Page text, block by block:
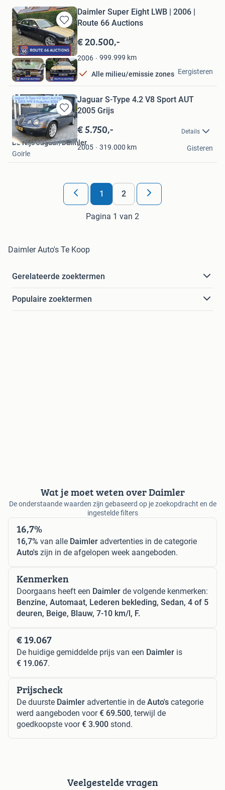
Bewaren
in
Mijn
Favorieten
Daimler Super Eight LWB | 2006 |
Route 66 Auctions
€ 20.500,-
2006 999.999 km
Alle milieu/emissie zones
Route 66 Auctions
Waalwijk
Eergisteren
Bewaren
in
Mijn
Favorieten
Jaguar S-Type 4.2 V8 Sport AUT
2005 Grijs
€ 5.750,- Details
2005 319.000 km
De Nijs Jaguar/Daimler
Goirle
Gisteren
1 2
Pagina 1 van 2
Daimler Auto's Te Koop
Gerelateerde zoektermen
Populaire zoektermen
Wat je moet weten over Daimler
De onderstaande waarden zijn gebaseerd op je zoekopdracht en de
ingestelde filters
16,7%
16,7% van alle Daimler advertenties in de categorie
Auto's zijn in de afgelopen week aangeboden.
Kenmerken
Doorgaans heeft een Daimler de volgende kenmerken:
Benzine, Automaat, Lederen bekleding, Sedan, 4 of 5
deuren, Beige, Blauw, 7-10 km/l, F.
€ 19.067
De huidige gemiddelde prijs van een Daimler is
€ 19.067.
Prijscheck
De duurste Daimler advertentie in de Auto's categorie
werd aangeboden voor€ 69.500, terwijl de
goedkoopste voor€ 3.900 stond.
Veelgestelde vragen